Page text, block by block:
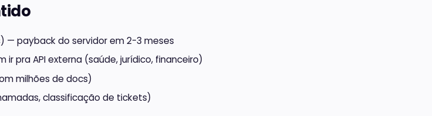
— payback do servidor em 2-3 meses
ir pra API externa (saúde, jurídico, financeiro)
milhões de docs)
classificação de tickets)